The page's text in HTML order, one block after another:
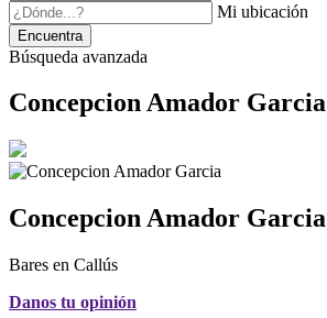
Mi ubicación
Encuentra
Búsqueda avanzada
Concepcion Amador Garcia
Concepcion Amador Garcia
Bares en Callús
Danos tu opinión